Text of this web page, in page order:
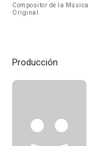
Compositor de la Música
Original
Producción